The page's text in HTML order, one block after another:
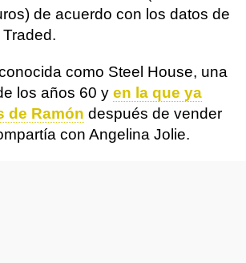
de acuerdo con los datos de
como Steel House, una
los años 60 y en la que ya
de Ramón después de vender
con Angelina Jolie.